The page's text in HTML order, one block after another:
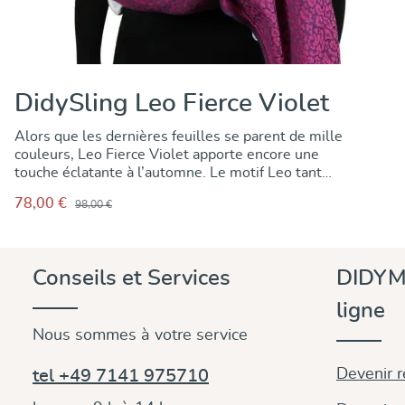
DidySling Leo Fierce Violet
Alors que les dernières feuilles se parent de mille
couleurs, Leo Fierce Violet apporte encore une
touche éclatante à l’automne. Le motif Leo tant
de couleurs pleine de caractère – une chaîne violet
souple et agréable sur la peau – pour tous ceux qui
aiment une note sauvage tout en gardant leur bébé
78,00 € 98,00 €
Conseils et Services
Nous sommes à votre service
tel +49 7141 975710
ligne
Devenir